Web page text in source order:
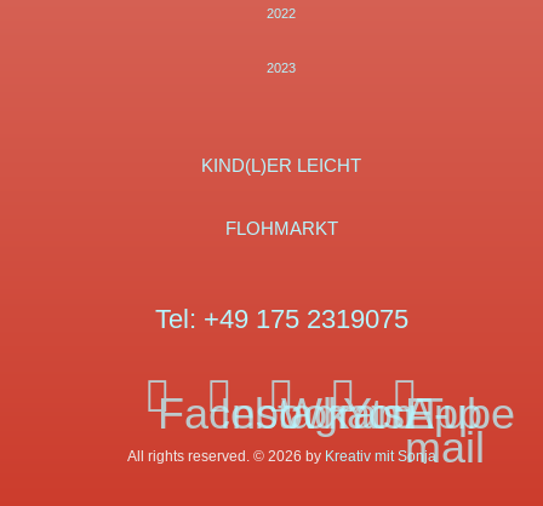
2022
2023
KIND(L)ER LEICHT
FLOHMARKT
Tel: +49 175 2319075
Facebook
Instagram
WhatsApp
YouTube
E-
mail
All rights reserved. © 2026 by Kreativ mit Sonja